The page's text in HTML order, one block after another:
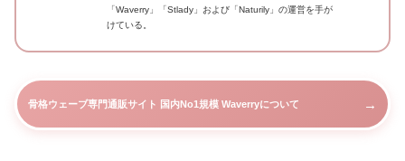
「Waverry」「Stlady」および「Naturily」の運営を手が
けている。
骨格ウェーブ専門通販サイト 国内No1規模 Waverryについて →